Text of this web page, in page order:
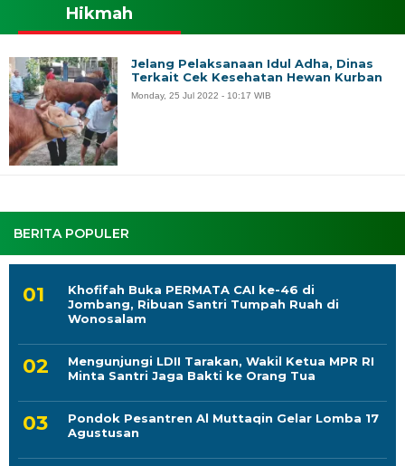
BERITA POPULER
Khofifah Buka PERMATA CAI ke-46 di
Jombang, Ribuan Santri Tumpah Ruah di
Wonosalam
Mengunjungi LDII Tarakan, Wakil Ketua MPR RI
Minta Santri Jaga Bakti ke Orang Tua
Pondok Pesantren Al Muttaqin Gelar Lomba 17
Agustusan
Hikmah
Jelang Pelaksanaan Idul Adha, Dinas
Terkait Cek Kesehatan Hewan Kurban
Monday, 25 Jul 2022 - 10:17 WIB